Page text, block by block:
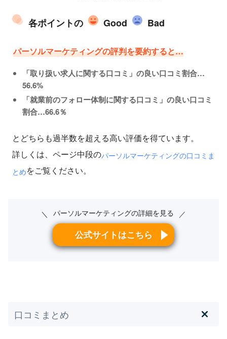
各ポイントの Good Bad
パーソルマーケティングの評判を要約すると…
「取り扱い求人に関する口コミ」の良い口コミ割合…
56.6%
「就業前のフォロー体制に関する口コミ」の良い口コミ
割合…66.6％
とどちらも過半数を超える高い評価を得ています。
詳しくは、ページ中段のパーソルマーケティングの口コミま
とめをご覧ください。
＼ パーソルマーケティングの詳細を見る ／
公式サイトはこちら
口コミまとめ